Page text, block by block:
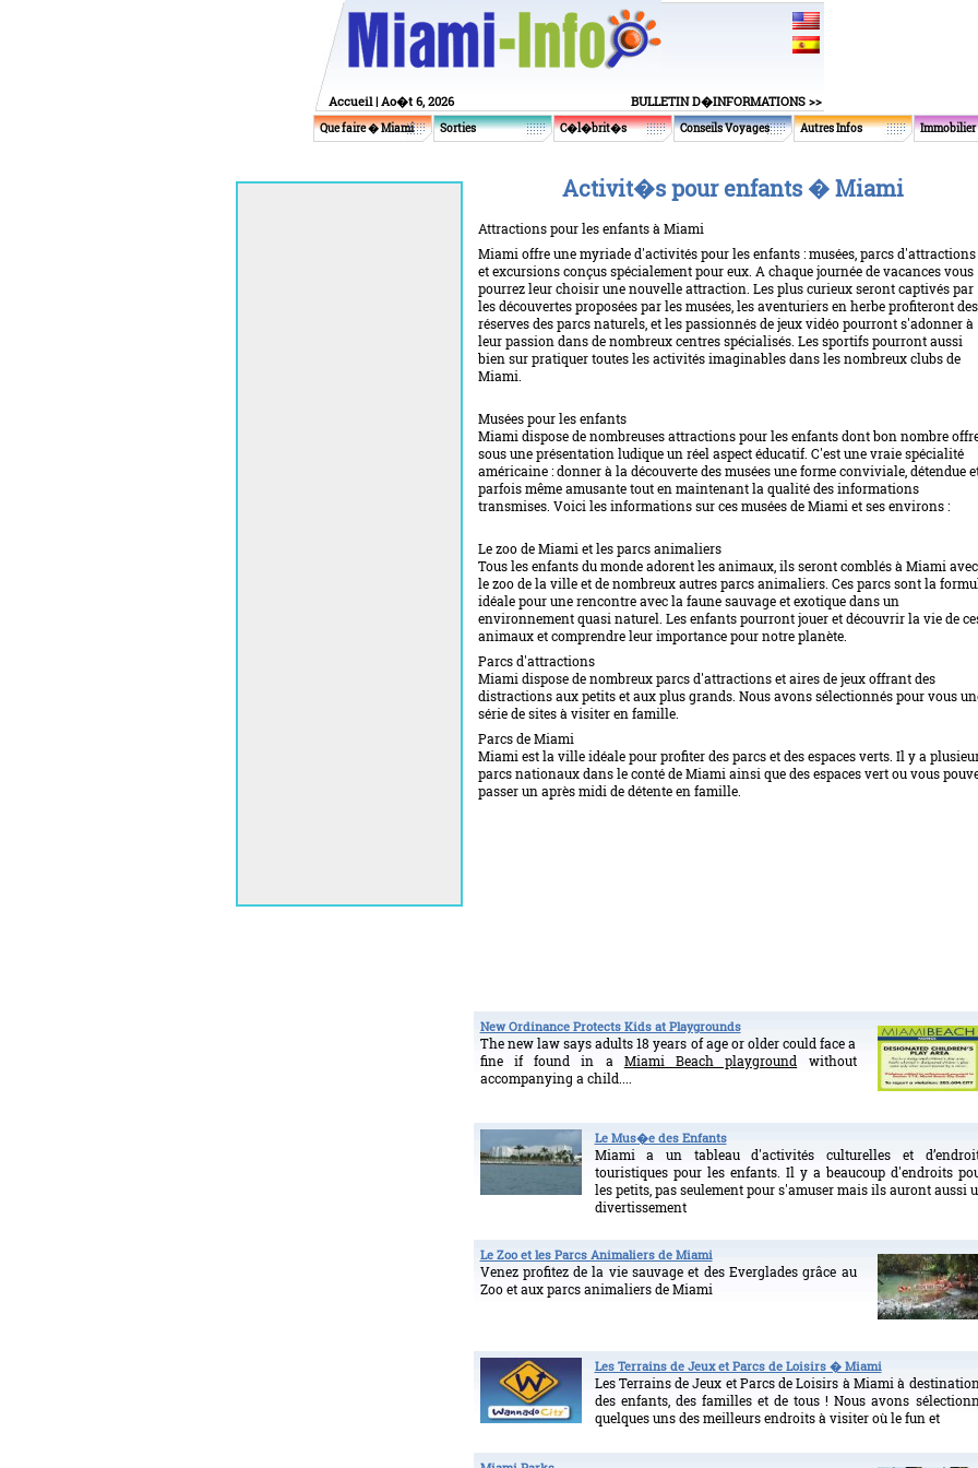
Accueil| Ao�t 6, 2026 BULLETIN D�INFORMATIONS >>
Que faire � Miami Sorties C�l�brit�s Conseils Voyages Autres Infos
Activit�s pour enfants � Miami
Attractions pour les enfants à Miami
Miami offre une myriade d'activités pour les enfants : musées, parcs d'attractions
et excursions conçus spécialement pour eux. A chaque journée de vacances vous
pourrez leur choisir une nouvelle attraction. Les plus curieux seront captivés par
les découvertes proposées par les musées, les aventuriers en herbe profiteront des
réserves des parcs naturels, et les passionnés de jeux vidéo pourront s'adonner à
leur passion dans de nombreux centres spécialisés. Les sportifs pourront aussi
bien sur pratiquer toutes les activités imaginables dans les nombreux clubs de
Miami.
Musées pour les enfants
Miami dispose de nombreuses attractions pour les enfants dont bon nombre
sous une présentation ludique un réel aspect éducatif. C'est une vraie spécialité
américaine : donner à la découverte des musées une forme conviviale, détendue
parfois même amusante tout en maintenant la qualité des informations
transmises. Voici les informations sur ces musées de Miami et ses environs :
Le zoo de Miami et les parcs animaliers
Tous les enfants du monde adorent les animaux, ils seront comblés à Miami avec
le zoo de la ville et de nombreux autres parcs animaliers. Ces parcs sont la
idéale pour une rencontre avec la faune sauvage et exotique dans un
environnement quasi naturel. Les enfants pourront jouer et découvrir la vie de
animaux et comprendre leur importance pour notre planète.
Parcs d'attractions
Miami dispose de nombreux parcs d'attractions et aires de jeux offrant des
distractions aux petits et aux plus grands. Nous avons sélectionnés pour vous
série de sites à visiter en famille.
Parcs de Miami
Miami est la ville idéale pour profiter des parcs et des espaces verts. Il y a
parcs nationaux dans le conté de Miami ainsi que des espaces vert ou vous
passer un après midi de détente en famille.
New Ordinance Protects Kids at Playgrounds
The new law says adults 18 years of age or older could face a
fine if found in a Miami Beach playground without
accompanying a child....
Le Mus�e des Enfants
Miami a un tableau d'activités culturelles et
touristiques pour les enfants. Il y a beaucoup d'endroits
les petits, pas seulement pour s'amuser mais ils auront aussi
divertissement
Le Zoo et les Parcs Animaliers de Miami
Venez profitez de la vie sauvage et des Everglades grâce au
Zoo et aux parcs animaliers de Miami
Les Terrains de Jeux et Parcs de Loisirs � Miami
Les Terrains de Jeux et Parcs de Loisirs à Miami à
des enfants, des familles et de tous ! Nous avons
quelques uns des meilleurs endroits à visiter où le fun et